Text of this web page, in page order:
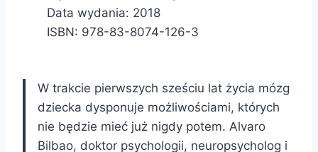
Data wydania: 2018
ISBN: 978-83-8074-126-3
W trakcie pierwszych sześciu lat życia mózg
dziecka dysponuje możliwościami, których
nie będzie mieć już nigdy potem. Alvaro
Bilbao, doktor psychologii, neuropsycholog i